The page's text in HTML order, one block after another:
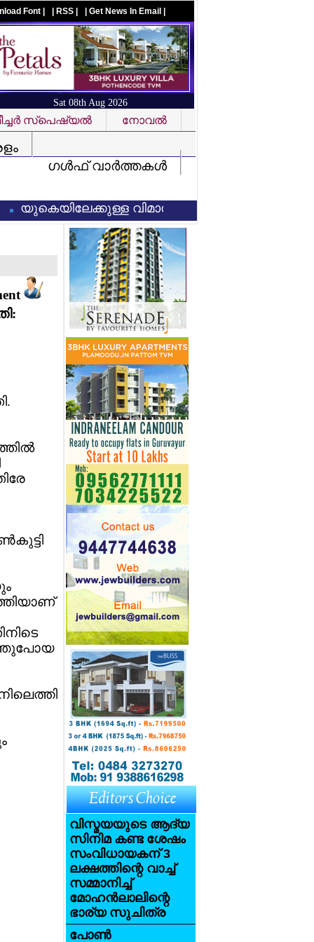
Font | | RSS | | Get News In Email |
Sat 08th Aug 2026
സ്‌പെഷ്യല്‍
നോവല്‍
ഗള്‍ഫ് വാര്‍ത്തകള്‍
വിമാനത്തിലിരുന്ന് ലൈംഗിക
വിസ്മയയുടെ ആദ്യ
സിനിമ കണ്ട ശേഷം
സംവിധായകന് 3
ലക്ഷത്തിന്റെ വാച്ച്
സമ്മാനിച്ച്
മോഹന്‍ലാലിന്റെ
ഭാര്യ സുചിത്ര
പോണ്‍